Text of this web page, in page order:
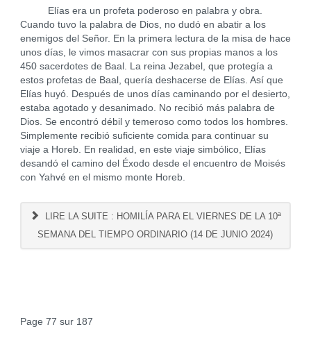
Elías era un profeta poderoso en palabra y obra.
Cuando tuvo la palabra de Dios, no dudó en abatir a los
enemigos del Señor. En la primera lectura de la misa de hace
unos días, le vimos masacrar con sus propias manos a los
450 sacerdotes de Baal. La reina Jezabel, que protegía a
estos profetas de Baal, quería deshacerse de Elías. Así que
Elías huyó. Después de unos días caminando por el desierto,
estaba agotado y desanimado. No recibió más palabra de
Dios. Se encontró débil y temeroso como todos los hombres.
Simplemente recibió suficiente comida para continuar su
viaje a Horeb. En realidad, en este viaje simbólico, Elías
desandó el camino del Éxodo desde el encuentro de Moisés
con Yahvé en el mismo monte Horeb.
LIRE LA SUITE : HOMILÍA PARA EL VIERNES DE LA 10ª
SEMANA DEL TIEMPO ORDINARIO (14 DE JUNIO 2024)
Page 77 sur 187